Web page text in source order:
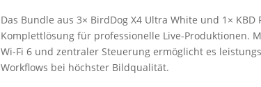
+
1x
KBD
Combo
Das Bundle aus 3× BirdDog X4 Ultra White und 1×
Komplettlösung für professionelle Live-Produktionen.
Wi-Fi 6 und zentraler Steuerung ermöglicht es
Workflows bei höchster Bildqualität.